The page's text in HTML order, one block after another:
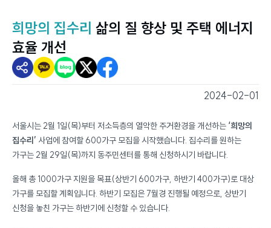
희망의 집수리 삶의 질 향상 및 주택 에너지
효율 개선
2024-02-01
스마트서울뷰 - 스마트서울소식
서울시는 2월 1일(목)부터 저소득층의 열악한 주거환경을 개선하는 ‘희망의
집수리’ 사업에 참여할 600가구 모집을 시작했습니다. 집수리를 원하는
가구는 2월 29일(목)까지 동주민센터를 통해 신청하시기 바랍니다.
올해 총 1000가구 지원을 목표(상반기 600가구, 하반기 400가구)로 대상
가구를 모집할 계획입니다. 하반기 모집은 7월경 진행될 예정으로, 상반기
신청을 놓친 가구는 하반기에 신청할 수 있습니다.